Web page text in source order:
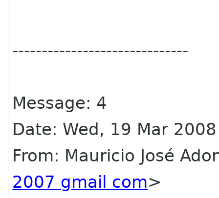
------------------------------
Message: 4
Date: Wed, 19 Mar
From: Mauricio José
2007 gmail com>